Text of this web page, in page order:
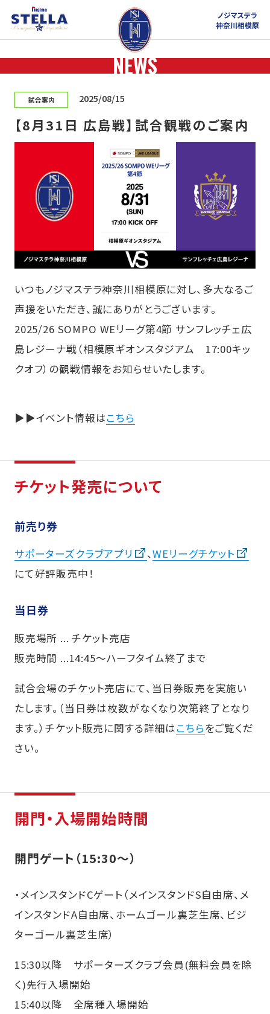
ノジマステラ
神奈川相模原
NEWS
試合案内 2025/08/15
【8月31日 広島戦】試合観戦のご案内
いつもノジマステラ神奈川相模原に対し、多大なるご
声援をいただき、誠にありがとうございます。
2025/26 SOMPO WEリーグ第4節 サンフレッチェ広
島レジーナ戦（相模原ギオンスタジアム 17:00キッ
クオフ）の観戦情報をお知らせいたします。
▶▶イベント情報はこちら
チケット発売について
前売り券
サポーターズクラブアプリ 、WEリーグチケット
にて好評販売中！
当日券
販売場所 ... チケット売店
販売時間 ...14:45～ハーフタイム終了まで
試合会場のチケット売店にて、当日券販売を実施い
たします。（当日券は枚数がなくなり次第終了となり
ます。）チケット販売に関する詳細はこちらをご覧くだ
さい。
開門・入場開始時間
開門ゲート（15:30～）
・メインスタンドCゲート（メインスタンドS自由席、メ
インスタンドA自由席、ホームゴール裏芝生席、ビジ
ターゴール裏芝生席）
15:30以降 サポーターズクラブ会員(無料会員を除
く)先行入場開始
15:40以降 全席種入場開始